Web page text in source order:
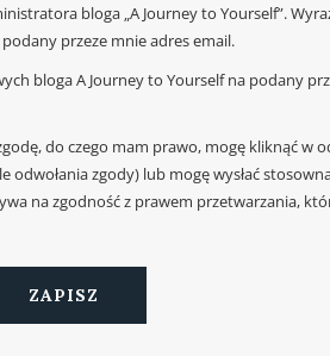
bloga „A Journey to Yourself”.
przeze mnie adres email.
bloga A Journey to Yourself na podany
do czego mam prawo, mogę kliknąć
zgody) lub mogę wysłać
na zgodność z prawem przetwarzania,